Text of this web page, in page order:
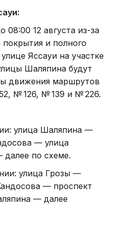
08:00 12 августа из-за
и полного
Яссауи на участке
Шаляпина будут
движения маршрутов
№ 126, № 139 и № 226.
улица Шаляпина —
— улица
по схеме.
улица Грозы —
— проспект
— далее